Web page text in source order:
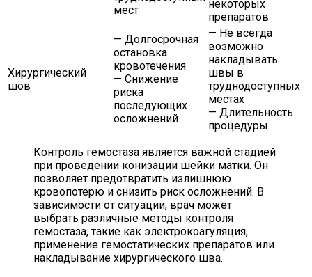
мест
некоторых
препаратов
Хирургический
шов
— Долгосрочная
остановка
кровотечения
— Снижение
риска
последующих
осложнений
— Не всегда
возможно
накладывать
швы в
труднодоступных
местах
— Длительность
процедуры
Контроль гемостаза является важной стадией
при проведении конизации шейки матки. Он
позволяет предотвратить излишнюю
кровопотерю и снизить риск осложнений. В
зависимости от ситуации, врач может
выбрать различные методы контроля
гемостаза, такие как электрокоагуляция,
применение гемостатических препаратов или
накладывание хирургического шва.